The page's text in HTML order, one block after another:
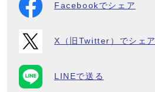
Facebookでシェア
X（旧Twitter）でシェア
LINEで送る